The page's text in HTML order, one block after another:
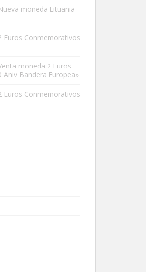
moneda Lituania
Euros Conmemorativos
moneda 2 Euros
Bandera Europea»
Euros Conmemorativos